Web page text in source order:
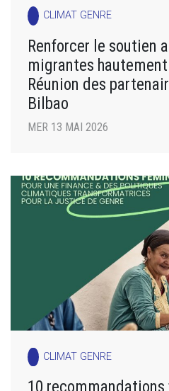
CLIMAT GENRE
Renforcer le soutien
migrantes
Réunion des
Bilbao
MER 13 MAI 2026
CLIMAT GENRE
10